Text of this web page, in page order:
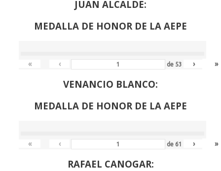
JUAN ALCALDE:
MEDALLA DE HONOR DE LA AEPE
« ‹ de 53 › »
VENANCIO BLANCO:
MEDALLA DE HONOR DE LA AEPE
« ‹ de 61 › »
RAFAEL CANOGAR: